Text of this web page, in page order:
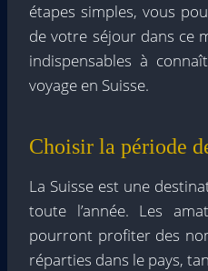
étapes simples, vous
de votre séjour dans ce
indispensables à
voyage en Suisse.
Choisir la période
La Suisse est une
toute l’année. Les
pourront profiter des
réparties dans le pays,